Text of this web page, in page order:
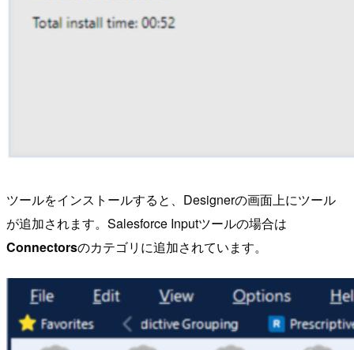
ツールをインストールすると、Designerの画面上にツール
が追加されます。Salesforce Inputツールの場合は
Connectorsのカテゴリに追加されています。